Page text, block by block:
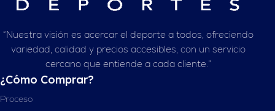
“Nuestra visión es acercar el deporte a todos, ofreciendo
variedad, calidad y precios accesibles, con un servicio
cercano que entiende a cada cliente.”
¿Cómo Comprar?
Proceso